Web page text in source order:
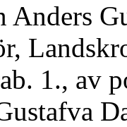
Anders
1., av